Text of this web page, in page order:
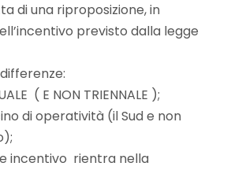
di una riproposizione, in
previsto dalla legge
( E NON TRIENNALE );
di operatività (il Sud e non
incentivo rientra nella